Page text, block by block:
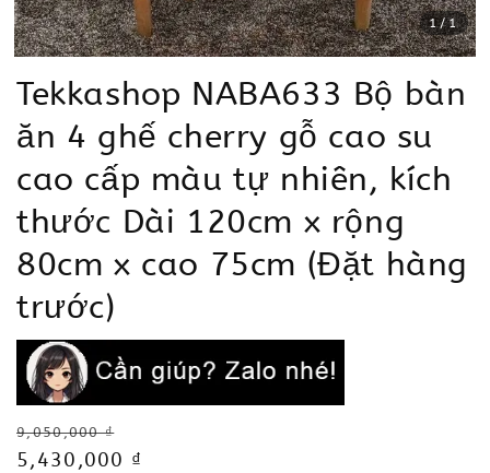
1/1
Tekkashop NABA633 Bộ bàn
ăn 4 ghế cherry gỗ cao su
cao cấp màu tự nhiên, kích
thước Dài 120cm x rộng
80cm x cao 75cm (Đặt hàng
trước)
Regular
price
9,050,000 ₫
Sale
5,430,000 ₫